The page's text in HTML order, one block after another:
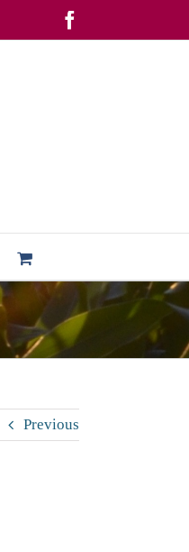
Previous